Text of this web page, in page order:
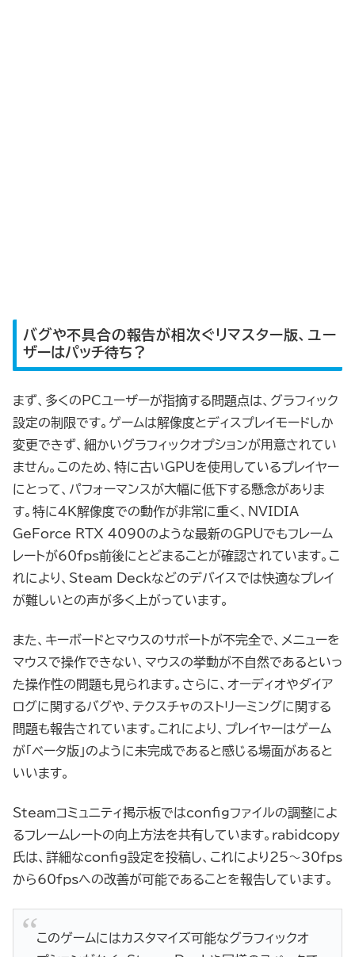
バグや不具合の報告が相次ぐリマスター版、ユー
ザーはパッチ待ち？
まず、多くのPCユーザーが指摘する問題点は、グラフィック
設定の制限です。ゲームは解像度とディスプレイモードしか
変更できず、細かいグラフィックオプションが用意されてい
ません。このため、特に古いGPUを使用しているプレイヤー
にとって、パフォーマンスが大幅に低下する懸念がありま
す。特に4K解像度での動作が非常に重く、NVIDIA
GeForce RTX 4090のような最新のGPUでもフレーム
レートが60fps前後にとどまることが確認されています。こ
れにより、Steam Deckなどのデバイスでは快適なプレイ
が難しいとの声が多く上がっています。
また、キーボードとマウスのサポートが不完全で、メニューを
マウスで操作できない、マウスの挙動が不自然であるといっ
た操作性の問題も見られます。さらに、オーディオやダイア
ログに関するバグや、テクスチャのストリーミングに関する
問題も報告されています。これにより、プレイヤーはゲーム
が「ベータ版」のように未完成であると感じる場面があると
いいます。
Steamコミュニティ掲示板ではconfigファイルの調整によ
るフレームレートの向上方法を共有しています。rabidcopy
氏は、詳細なconfig設定を投稿し、これにより25〜30fps
から60fpsへの改善が可能であることを報告しています。
このゲームにはカスタマイズ可能なグラフィックオ